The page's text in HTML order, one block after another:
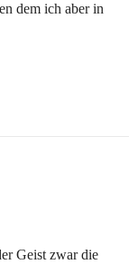
dem ich aber in
Geist zwar die